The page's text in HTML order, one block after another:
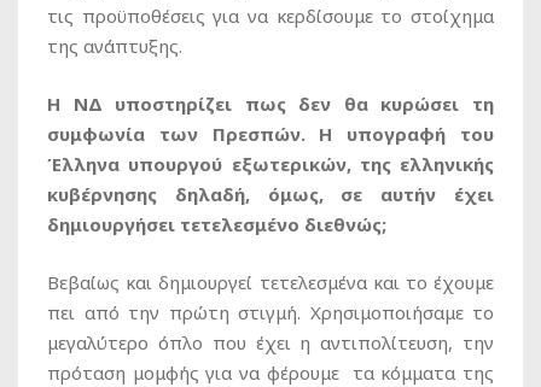
τις προϋποθέσεις για να κερδίσουμε το στοίχημα
της ανάπτυξης.
Η ΝΔ υποστηρίζει πως δεν θα κυρώσει τη
συμφωνία των Πρεσπών. Η υπογραφή του
Έλληνα υπουργού εξωτερικών, της ελληνικής
κυβέρνησης δηλαδή, όμως, σε αυτήν έχει
δημιουργήσει τετελεσμένο διεθνώς;
Βεβαίως και δημιουργεί τετελεσμένα και το έχουμε
πει από την πρώτη στιγμή. Χρησιμοποιήσαμε το
μεγαλύτερο όπλο που έχει η αντιπολίτευση, την
πρόταση μομφής για να φέρουμε τα κόμματα της